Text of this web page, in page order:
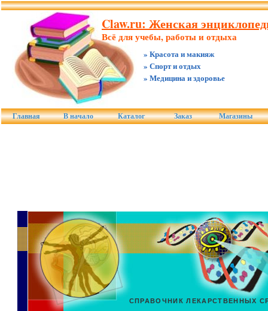
Claw.ru: Женская
Всё для учебы, работы и отдыха
» Красота и макияж
» Спорт и отдых
» Медицина и здоровье
Главная В начало Каталог Заказ Магазины
СПРАВОЧНИК ЛЕКАРСТВЕННЫХ